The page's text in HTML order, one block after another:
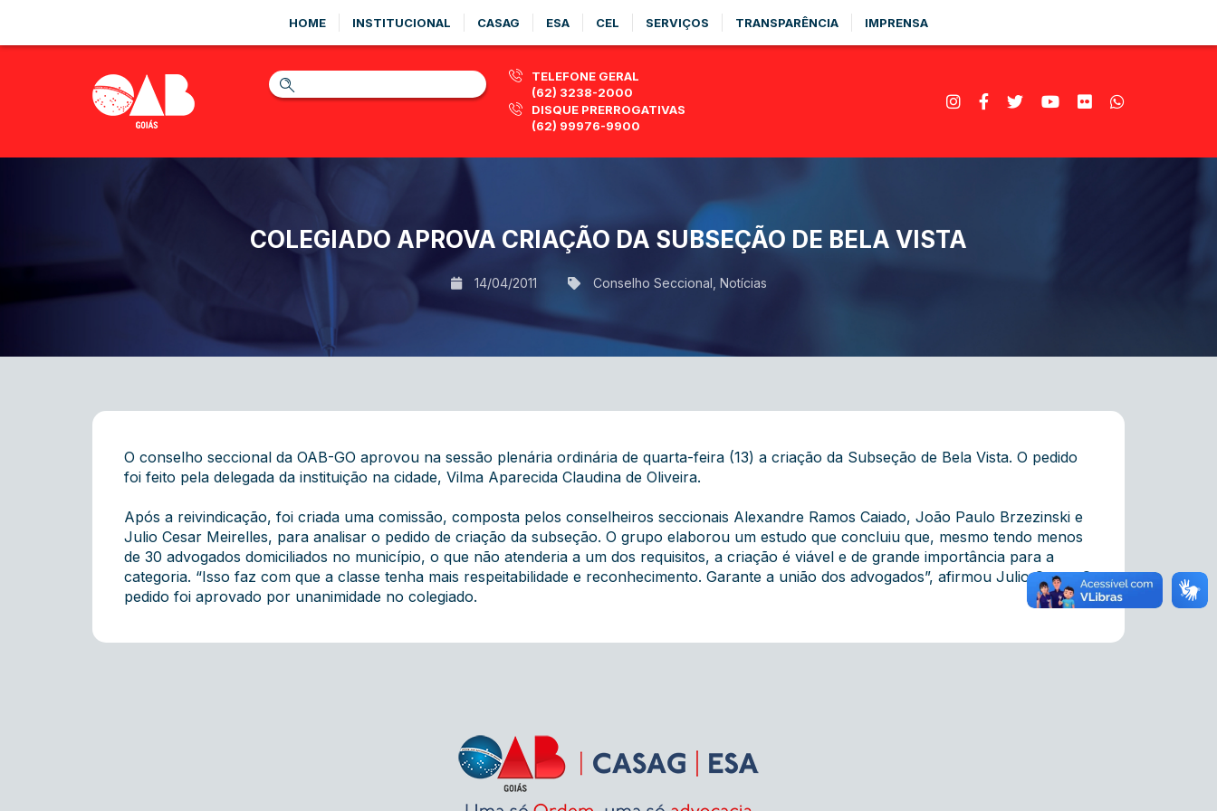
HOME INSTITUCIONAL CASAG ESA CEL SERVIÇOS TRANSPARÊNCIA IMPRENSA
TELEFONE GERAL
(62) 3238-2000
DISQUE PRERROGATIVAS
(62) 99976-9900
COLEGIADO APROVA CRIAÇÃO DA SUBSEÇÃO DE BELA VISTA
14/04/2011 Conselho Seccional Notícias
O conselho seccional da OAB-GO aprovou na sessão plenária ordinária de quarta-feira (13) a criação da Subseção de Bela Vista. O pedido
foi feito pela delegada da instituição na cidade, Vilma Aparecida Claudina de Oliveira.
Após a reivindicação, foi criada uma comissão, composta pelos conselheiros seccionais Alexandre Ramos Caiado, João Paulo Brzezinski e
Julio Cesar Meirelles, para analisar o pedido de criação da subseção. O grupo elaborou um estudo que concluiu que, mesmo tendo menos
de 30 advogados domiciliados no município, o que não atenderia a um dos requisitos, a criação é viável e de grande importância para a
categoria. “Isso faz com que a classe tenha mais respeitabilidade e reconhecimento. Garante a união dos advogados”, afirmou Julio Cesar. O
pedido foi aprovado por unanimidade no colegiado.